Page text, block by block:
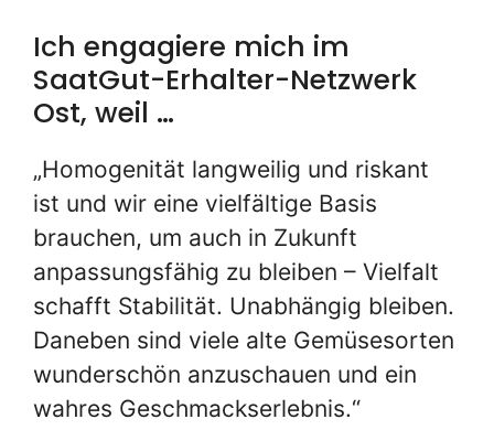
Ich engagiere mich im
SaatGut-Erhalter-Netzwerk
Ost, weil …
„Homogenität langweilig und riskant
ist und wir eine vielfältige Basis
brauchen, um auch in Zukunft
anpassungsfähig zu bleiben – Vielfalt
schafft Stabilität. Unabhängig bleiben.
Daneben sind viele alte Gemüsesorten
wunderschön anzuschauen und ein
wahres Geschmackserlebnis.“